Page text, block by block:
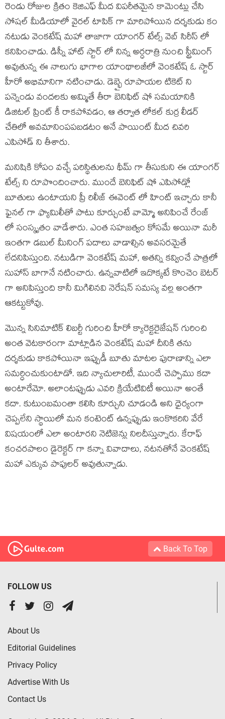
రెండు రోజుల క్రితం కెజిఎఫ్ మీద విపరీతమైన కామెంట్లు చేసి
సోషల్ మీడియాలో వైరల్ టాపిక్ గా మారిపోయిన దర్శకుడు కం
నటుడు వెంకటేష్ మహా తాజాగా యాంగర్ టేల్స్ వెబ్ సిరీస్ లో
కనిపించాడు. డిస్నీ హాట్ స్టార్ లో నిన్న అర్ధరాత్రి నుంచి స్ట్రీమింగ్
అవుతున్న ఈ నాలుగు భాగాల యాంథాలజీలో వెంకటేష్ ఓ స్టార్
హీరో అభిమానిగా నటించాడు. డెబ్భై రూపాయల టికెట్ ని
పన్నెండు వందలకు అమ్మితే తీరా బెనిఫిట్ షో సమయానికి
డిజిటల్ ప్రింట్ కీ రాకపోవడం, ఆ తర్వాత లోకల్ కుర్ర లీడర్
చేతిలో అవమానింపపబడటం అనే పాయింట్ మీద చివరి
ఎపిసోడ్ ని తీశారు.
మనిషికి కోపం వచ్చే పరిస్థితులను థీమ్ గా తీసుకుని ఈ యాంగర్
టేల్స్ ని రూపొందించారు. ముందే బెనిఫిట్ షో ఎపిసోడ్లో
బూతులు ఉంటాయని ప్రీ రిలీజ్ ఈవెంట్ లో హింట్ ఇచ్చారు కానీ
ఫైనల్ గా ఫ్యామిలీతో పాటు కూర్చుంటే వామ్మో అనిపించే రేంజ్
లో సంస్కృతం వాడేశారు. ఎంత సహజత్వం కోసమే అయినా మరీ
ఇంతగా డబుల్ మీనింగ్ పదాలు వాడాల్సిన అవసరమైతే
లేదనిపిస్తుంది. నటుడిగా వెంకటేష్ మహా, అతన్ని కవ్వించే పాత్రలో
సుహాస్ బాగానే నటించారు. ఉన్నవాటిలో ఇదొక్కటే కొంచెం బెటర్
గా అనిపిస్తుంది కానీ మిగిలినవి నెరేషన్ సమస్య వల్ల అంతగా
ఆకట్టుకోవు.
మొన్న సినిమాటిక్ లిబర్టీ గురించి హీరో క్యారెక్టరైజేషన్ గురించి
అంత వెటకారంగా మాట్లాడిన వెంకటేష్ మహా దీనికి తను
దర్శకుడు కాకపోయినా ఇప్పుడీ బూతు మాటల పురాణాన్ని ఎలా
సమర్ధించుకుంటాడో. ఇది న్యాచులారిటీ, ముందే చెప్పాము కదా
అంటారేమో. అలాంటప్పుడు ఎవరి క్రియేటివిటీ అయినా అంతే
కదా. కుటుంబమంతా కలిసి కూర్చుని చూడండి అని ధైర్యంగా
చెప్పలేని స్థాయిలో మన కంటెంట్ ఉన్నప్పుడు ఇంకొకరిని వేరే
విషయంలో ఎలా అంటారని నెటిజెన్లు నిలదీస్తున్నారు. కేరాఫ్
కంచరపాలం డైరెక్టర్ గా కన్నా వివాదాలు, నటనతోనే వెంకటేష్
మహా ఎక్కువ పాపులర్ అవుతున్నాడు.
Back To Top
FOLLOW US
About Us
Editorial Guidelines
Privacy Policy
Advertise With Us
Contact Us